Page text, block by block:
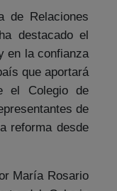
de Relaciones
destacado el
en la confianza
que aportará
el Colegio de
de
reforma desde
María Rosario